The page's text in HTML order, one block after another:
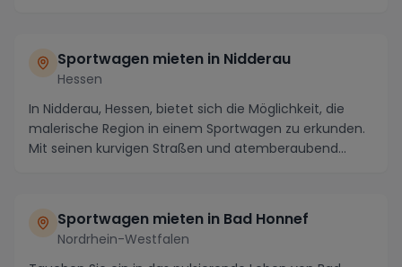
Sportwagen mieten in Nidderau
Hessen
In Nidderau, Hessen, bietet sich die Möglichkeit, die
malerische Region in einem Sportwagen zu erkunden.
Mit seinen kurvigen Straßen und atemberaubend...
Sportwagen mieten in Bad Honnef
Nordrhein-Westfalen